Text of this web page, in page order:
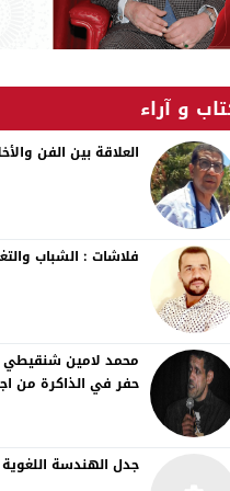
و آراء
العلاقة بين الفن
فلاشات : الشباب
محمد لامين شنقيطي
حفر في الذاكرة من
جدل الهندسة اللغوية